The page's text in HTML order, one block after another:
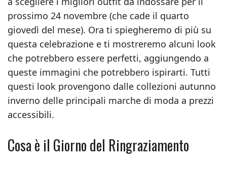
prossimo 24 novembre (che cade il quarto
giovedì del mese). Ora ti spiegheremo di più su
questa celebrazione e ti mostreremo alcuni look
che potrebbero essere perfetti, aggiungendo a
queste immagini che potrebbero ispirarti. Tutti
questi look provengono dalle collezioni autunno
inverno delle principali marche di moda a prezzi
accessibili.
Cosa è il Giorno del Ringraziamento